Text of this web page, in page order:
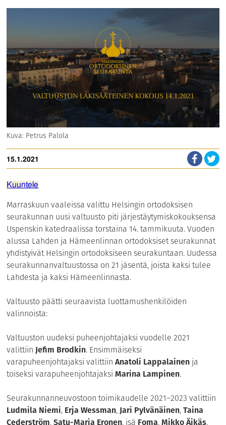
Kuva: Petrus Palola
15.1.2021
Kuuntele
Marraskuun vaaleissa valittu Helsingin ortodoksisen
seurakunnan uusi valtuusto piti järjestäytymiskokouksensa
Uspenskin katedraalissa torstaina 14. tammikuuta. Vuoden
alussa Lahden ja Hämeenlinnan ortodoksiset seurakunnat
yhdistyivät Helsingin ortodoksiseen seurakuntaan. Uudessa
seurakunnanvaltuustossa on 21 jäsentä, joista kaksi tulee
Lahdesta ja kaksi Hämeenlinnasta.
Valtuusto päätti seuraavista luottamushenkilöiden
valinnoista:
Valtuuston uudeksi puheenjohtajaksi vuodelle 2021
valittiinJefim Brodkin. Ensimmäiseksi
varapuheenjohtajaksi valittiinAnatoli Lappalainen ja
toiseksi varapuheenjohtajaksiMarina Lampinen.
Seurakunnanneuvostoon toimikaudelle 2021–2023 valittiin
Ludmila Niemi, Erja Wessman,Jari Pylvänäinen,Taina
Cederström,Satu-Maria Eronen, isä Foma,Mikko Äikäs,